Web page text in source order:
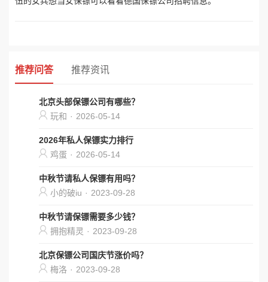
推荐问答 推荐资讯
北京头部保镖公司有哪些？
玩和 · 2026-05-14
2026年私人保镖实力排行
鸡蛋 · 2026-05-14
中秋节请私人保镖有用吗？
小的破iu · 2023-09-28
中秋节请保镖需要多少钱？
拥抱精灵 · 2023-09-28
北京保镖公司国庆节涨价吗？
梅洛 · 2023-09-28